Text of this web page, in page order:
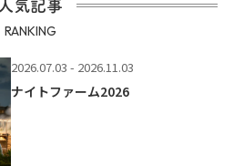
人気記事
RANKING
2026.07.03 - 2026.11.03
ナイトファーム2026